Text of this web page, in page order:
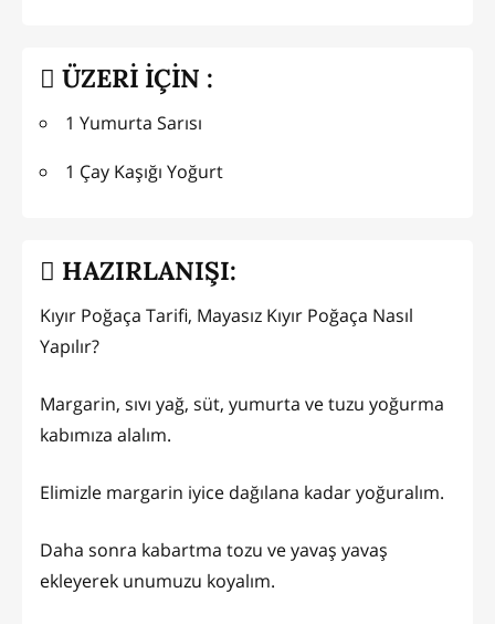
ÜZERİ İÇİN :
1 Yumurta Sarısı
1 Çay Kaşığı Yoğurt
HAZIRLANIŞI:
Kıyır Poğaça Tarifi, Mayasız Kıyır Poğaça Nasıl
Yapılır?
Margarin, sıvı yağ, süt, yumurta ve tuzu yoğurma
kabımıza alalım.
Elimizle margarin iyice dağılana kadar yoğuralım.
Daha sonra kabartma tozu ve yavaş yavaş
ekleyerek unumuzu koyalım.